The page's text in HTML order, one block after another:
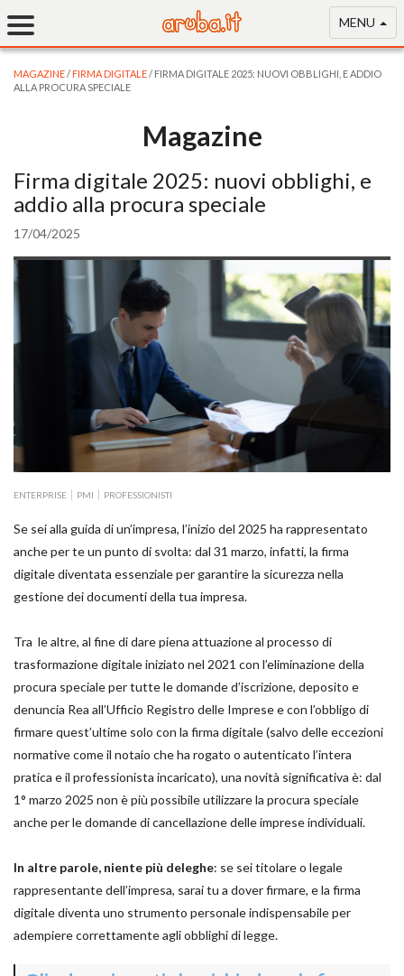
MENU
MAGAZINE/ FIRMA DIGITALE/ FIRMA DIGITALE 2025: NUOVI OBBLIGHI, E ADDIO
ALLA PROCURA SPECIALE
Magazine
Firma digitale 2025: nuovi obblighi, e
addio alla procura speciale
17/04/2025
ENTERPRISE PMI PROFESSIONISTI
Se sei alla guida di un’impresa, l’inizio del 2025 ha rappresentato
anche per te un punto di svolta: dal 31 marzo, infatti, la firma
digitale diventata essenziale per garantire la sicurezza nella
gestione dei documenti della tua impresa.
Tra le altre, al fine di dare piena attuazione al processo di
trasformazione digitale iniziato nel 2021 con l’eliminazione della
procura speciale per tutte le domande d’iscrizione, deposito e
denuncia Rea all’Ufficio Registro delle Imprese e con l’obbligo di
firmare quest’ultime solo con la firma digitale (salvo delle eccezioni
normative come il notaio che ha rogato o autenticato l’intera
pratica e il professionista incaricato), una novità significativa è: dal
1° marzo 2025 non è più possibile utilizzare la procura speciale
anche per le domande di cancellazione delle imprese individuali.
In altre parole, niente più deleghe: se sei titolare o legale
rappresentante dell’impresa, sarai tu a dover firmare, e la firma
digitale diventa uno strumento personale indispensabile per
adempiere correttamente agli obblighi di legge.